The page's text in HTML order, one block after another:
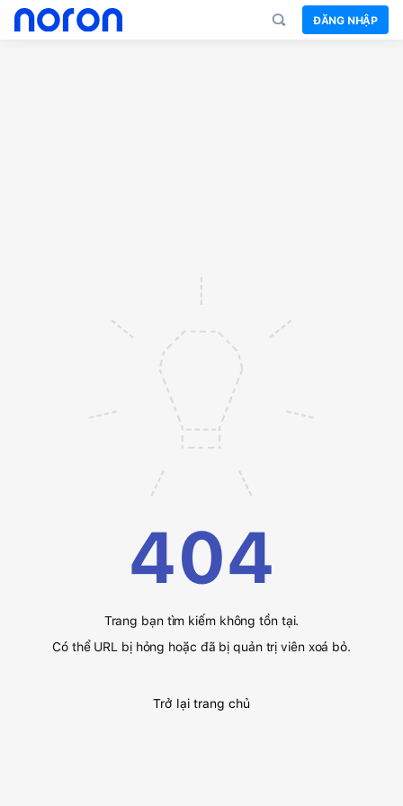
ĐĂNG NHẬP
404
Trang bạn tìm kiếm không tồn tại.
Có thể URL bị hỏng hoặc đã bị quản trị viên xoá bỏ.
Trở lại trang chủ